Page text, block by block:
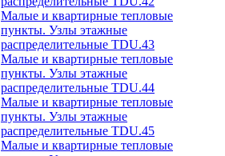
Малые и квартирные тепловые
пункты. Узлы этажные
распределительные TDU.43
Малые и квартирные тепловые
пункты. Узлы этажные
распределительные TDU.44
Малые и квартирные тепловые
пункты. Узлы этажные
распределительные TDU.45
Малые и квартирные тепловые